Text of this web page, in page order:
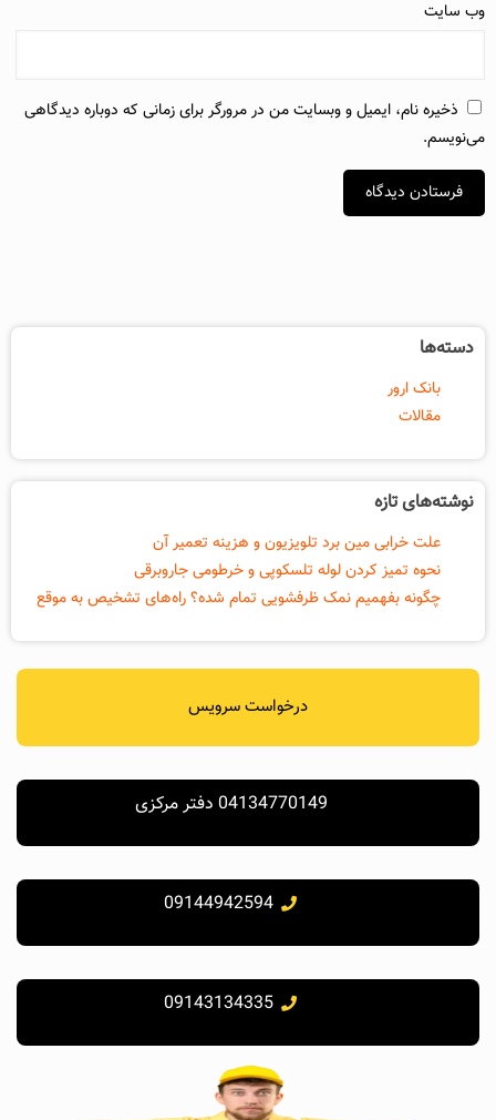
وب‌ سایت
ذخیره نام، ایمیل و وبسایت من در مرورگر برای زمانی که دوباره دیدگاهی
می‌نویسم.
دسته‌ها
بانک ارور
مقالات
نوشته‌های تازه
علت خرابی مین برد تلویزیون و هزینه تعمیر آن
نحوه تمیز کردن لوله تلسکوپی و خرطومی جاروبرقی
چگونه بفهمیم نمک ظرفشویی تمام شده؟ راه‌های تشخیص به موقع
درخواست سرویس
04134770149 دفتر مرکزی
09144942594
09143134335